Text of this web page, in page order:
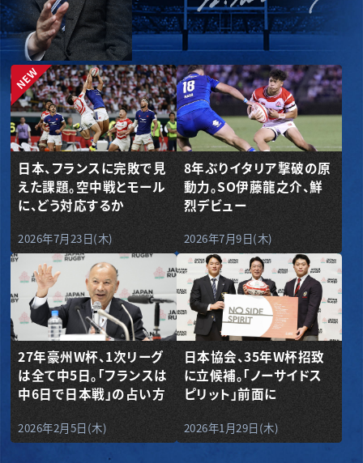
日本、フランスに完敗で見
えた課題。空中戦とモール
に、どう対応するか
2026年7月23日(木)
8年ぶりイタリア撃破の原
動力。SO伊藤龍之介、鮮
烈デビュー
2026年7月9日(木)
27年豪州W杯、1次リーグ
は全て中5日。「フランスは
中6日で日本戦」の占い方
2026年2月5日(木)
日本協会、35年W杯招致
に立候補。「ノーサイドス
ピリット」前面に
2026年1月29日(木)